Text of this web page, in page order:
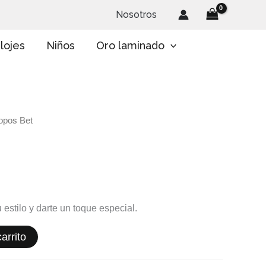
Nosotros
Niños
Oro laminado
Bet
estilo y darte un toque especial.